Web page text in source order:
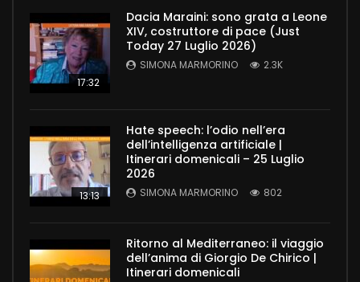
17:32
Dacia Maraini: sono grata a Leone
XIV, costruttore di pace (Just
Today 27 Luglio 2026)
SIMONA MARMORINO 2.3K
13:13
Hate speech: l’odio nell’era
dell’intelligenza artificiale |
Itinerari domenicali – 25 Luglio
2026
SIMONA MARMORINO 802
Ritorno al Mediterraneo: il viaggio
dell’anima di Giorgio De Chirico |
Itinerari domenicali